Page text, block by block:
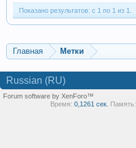
Показано результатов: с 1 по 1 из 1.
Главная Метки
Russian (RU)
Forum software by XenForo™
Время: 0,1261 сек. Память: